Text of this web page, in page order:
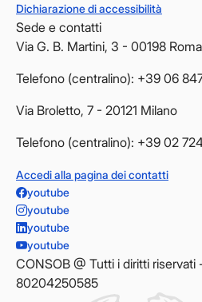
Dichiarazione di accessibilità
Sede e contatti
Via G. B. Martini, 3 - 00198 Roma
Telefono (centralino): +39 06
Via Broletto, 7 - 20121 Milano
Telefono (centralino): +39 02
Accedi alla pagina dei contatti
youtube
youtube
youtube
youtube
CONSOB @ Tutti i diritti
80204250585